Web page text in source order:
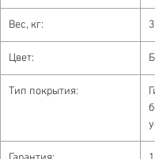
Вес, кг:
Цвет:
Тип покрытия: